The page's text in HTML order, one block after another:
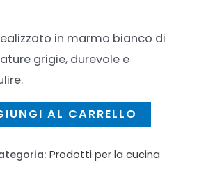
in marmo bianco di
grigie, durevole e
AL CARRELLO
Prodotti per la cucina